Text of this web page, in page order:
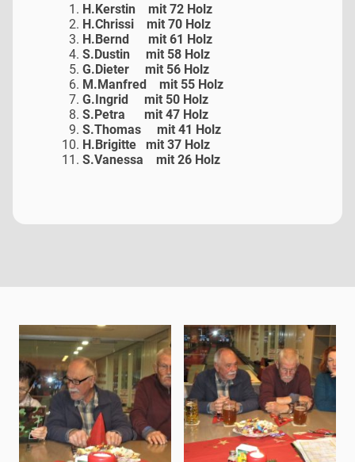
H.Kerstin mit 72 Holz
H.Chrissi mit 70 Holz
H.Bernd mit 61 Holz
S.Dustin mit 58 Holz
G.Dieter mit 56 Holz
M.Manfred mit 55 Holz
G.Ingrid mit 50 Holz
S.Petra mit 47 Holz
S.Thomas mit 41 Holz
H.Brigitte mit 37 Holz
S.Vanessa mit 26 Holz